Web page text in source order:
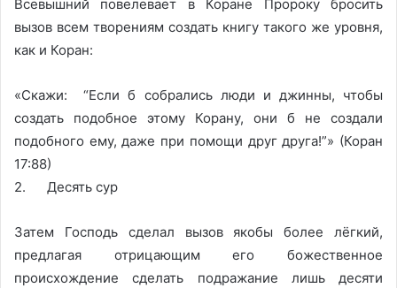
Всевышний повелевает в Коране Пророку бросить
вызов всем творениям создать книгу такого же уровня,
как и Коран:
«Скажи: “Если б собрались люди и джинны, чтобы
создать подобное этому Корану, они б не создали
подобного ему, даже при помощи друг друга!”» (Коран
17:88)
2. Десять сур
Затем Господь сделал вызов якобы более лёгкий,
предлагая отрицающим его божественное
происхождение сделать подражание лишь десяти